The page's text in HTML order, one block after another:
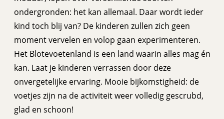
ondergronden: het kan allemaal. Daar wordt ieder
kind toch blij van? De kinderen zullen zich geen
moment vervelen en volop gaan experimenteren.
Het Blotevoetenland is een land waarin alles mag én
kan. Laat je kinderen verrassen door deze
onvergetelijke ervaring. Mooie bijkomstigheid: de
voetjes zijn na de activiteit weer volledig gescrubd,
glad en schoon!